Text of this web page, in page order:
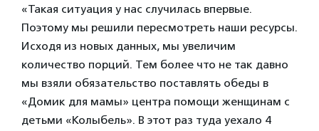
«Такая ситуация у нас случилась впервые.
Поэтому мы решили пересмотреть наши ресурсы.
Исходя из новых данных, мы увеличим
количество порций. Тем более что не так давно
мы взяли обязательство поставлять обеды в
«Домик для мамы» центра помощи женщинам с
детьми «Колыбель». В этот раз туда уехало 4